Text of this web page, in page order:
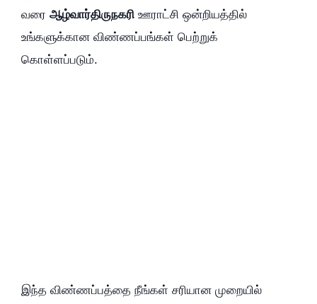
வரை ஆழ்வார்திருநகரி ஊராட்சி ஒன்றியத்தில்
உங்களுக்கான விண்ணப்பங்கள் பெற்றுக்
கொள்ளப்படும்.
இந்த விண்ணப்பத்தை நீங்கள் சரியான முறையில்